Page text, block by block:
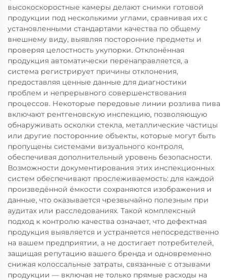
высокоскоростные камеры делают снимки готовой
продукции под несколькими углами, сравнивая их с
установленными стандартами качества по общему
внешнему виду, выявляя посторонние предметы и
проверяя целостность укупорки. Отклонённая
продукция автоматически перенаправляется, а
система регистрирует причины отклонения,
предоставляя ценные данные для диагностики
проблем и непрерывного совершенствования
процессов. Некоторые передовые линии розлива пива
включают рентгеновскую инспекцию, позволяющую
обнаруживать осколки стекла, металлические частицы
или другие посторонние объекты, которые могут быть
пропущены системами визуального контроля,
обеспечивая дополнительный уровень безопасности.
Возможности документирования этих инспекционных
систем обеспечивают прослеживаемость: для каждой
произведённой ёмкости сохраняются изображения и
данные, что оказывается чрезвычайно полезным при
аудитах или расследованиях. Такой комплексный
подход к контролю качества означает, что дефектная
продукция выявляется и устраняется непосредственно
на вашем предприятии, а не достигает потребителей,
защищая репутацию вашего бренда и одновременно
снижая колоссальные затраты, связанные с отзывами
продукции — включая не только прямые расходы на